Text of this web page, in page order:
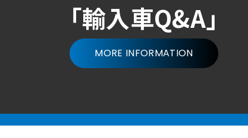
「輸入車Q&A」
MORE INFORMATION